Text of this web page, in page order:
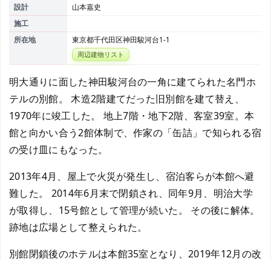
設計
山本嘉史
施工
所在地
東京都千代田区神田駿河台1-1
周辺建物リスト
明大通りに面した神田駿河台の一角に建てられた名門ホ
テルの別館。 木造2階建てだった旧別館を建て替え、
1970年に竣工した。 地上7階・地下2階、客室39室。本
館と向かい合う2館体制で、作家の「缶詰」で知られる宿
の受け皿にもなった。
2013年4月、屋上で火災が発生し、宿泊客らが本館へ避
難した。 2014年6月末で閉鎖され、同年9月、明治大学
が取得し、15号館として管理が続いた。 その後に解体。
跡地は広場として整えられた。
別館閉鎖後のホテルは本館35室となり、2019年12月の改